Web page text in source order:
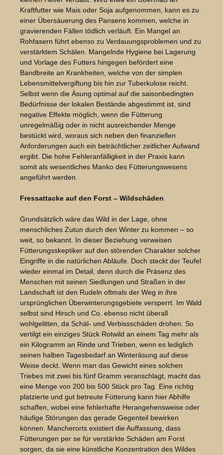
Kraftfutter wie Mais oder Soja aufgenommen, kann es zu
einer Übersäuerung des Pansens kommen, welche in
gravierenden Fällen tödlich verläuft. Ein Mangel an
Rohfasern führt ebenso zu Verdauungsproblemen und zu
verstärktem Schälen. Mangelnde Hygiene bei Lagerung
und Vorlage des Futters hingegen befördert eine
Bandbreite an Krankheiten, welche von der simplen
Lebensmittelvergiftung bis hin zur Tuberkulose reicht.
Selbst wenn die Äsung optimal auf die saisonbedingten
Bedürfnisse der lokalen Bestände abgestimmt ist, sind
negative Effekte möglich, wenn die Fütterung
unregelmäßig oder in nicht ausreichender Menge
bestückt wird, woraus sich neben den finanziellen
Anforderungen auch ein beträchtlicher zeitlicher Aufwand
ergibt. Die hohe Fehleranfälligkeit in der Praxis kann
somit als wesentliches Manko des Fütterungswesens
angeführt werden.
Fressattacke auf den Forst – Wildschäden
Grundsätzlich wäre das Wild in der Lage, ohne
menschliches Zutun durch den Winter zu kommen – so
weit, so bekannt. In dieser Beziehung verweisen
Fütterungsskeptiker auf den störenden Charakter solcher
Eingriffe in die natürlichen Abläufe. Doch steckt der Teufel
wieder einmal im Detail, denn durch die Präsenz des
Menschen mit seinen Siedlungen und Straßen in der
Landschaft ist den Rudeln oftmals der Weg in ihre
ursprünglichen Überwinterungsgebiete versperrt. Im Wald
selbst sind Hirsch und Co. ebenso nicht überall
wohlgelitten, da Schäl- und Verbissschäden drohen. So
vertilgt ein einziges Stück Rotwild an einem Tag mehr als
ein Kilogramm an Rinde und Trieben, wenn es lediglich
seinen halben Tagesbedarf an Winteräsung auf diese
Weise deckt. Wenn man das Gewicht eines solchen
Triebes mit zwei bis fünf Gramm veranschlagt, macht das
eine Menge von 200 bis 500 Stück pro Tag. Eine richtig
platzierte und gut betreute Fütterung kann hier Abhilfe
schaffen, wobei eine fehlerhafte Herangehensweise oder
häufige Störungen das gerade Gegenteil bewirken
können. Mancherorts existiert die Auffassung, dass
Fütterungen per se für verstärkte Schäden am Forst
sorgen, da sie eine künstliche Konzentration des Wildes